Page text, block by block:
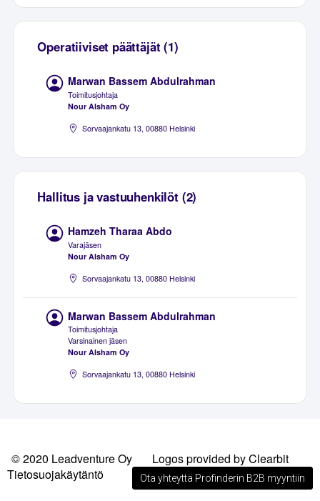
Operatiiviset päättäjät (1)
Marwan Bassem Abdulrahman
Toimitusjohtaja
Nour Alsham Oy
Sorvaajankatu 13, 00880 Helsinki
Hallitus ja vastuuhenkilöt (2)
Hamzeh Tharaa Abdo
Varajäsen
Nour Alsham Oy
Sorvaajankatu 13, 00880 Helsinki
Marwan Bassem Abdulrahman
Toimitusjohtaja
Varsinainen jäsen
Nour Alsham Oy
Sorvaajankatu 13, 00880 Helsinki
© 2020 Leadventure Oy
Logos provided by Clearbit
Tietosuojakäytäntö
Ota yhteyttä Profinderin B2B myyntiin